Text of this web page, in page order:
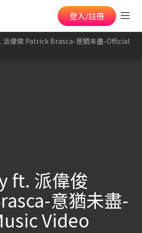
登入/註冊
派偉俊 Patrick Brasca-意猶未盡-Official
ft. 派偉俊
意猶未盡-
Video